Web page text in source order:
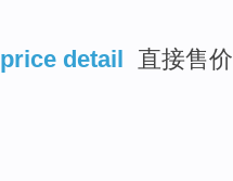
detail
直接售价